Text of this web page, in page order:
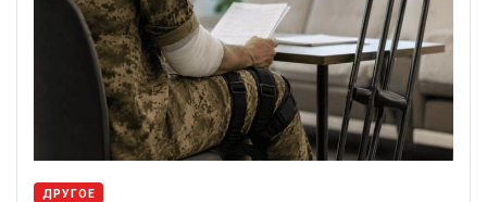
ДРУГОЕ